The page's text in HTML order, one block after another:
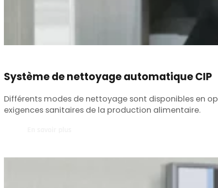
Système de nettoyage automatique CIP
Différents modes de nettoyage sont disponibles en
exigences sanitaires de la production alimentaire.